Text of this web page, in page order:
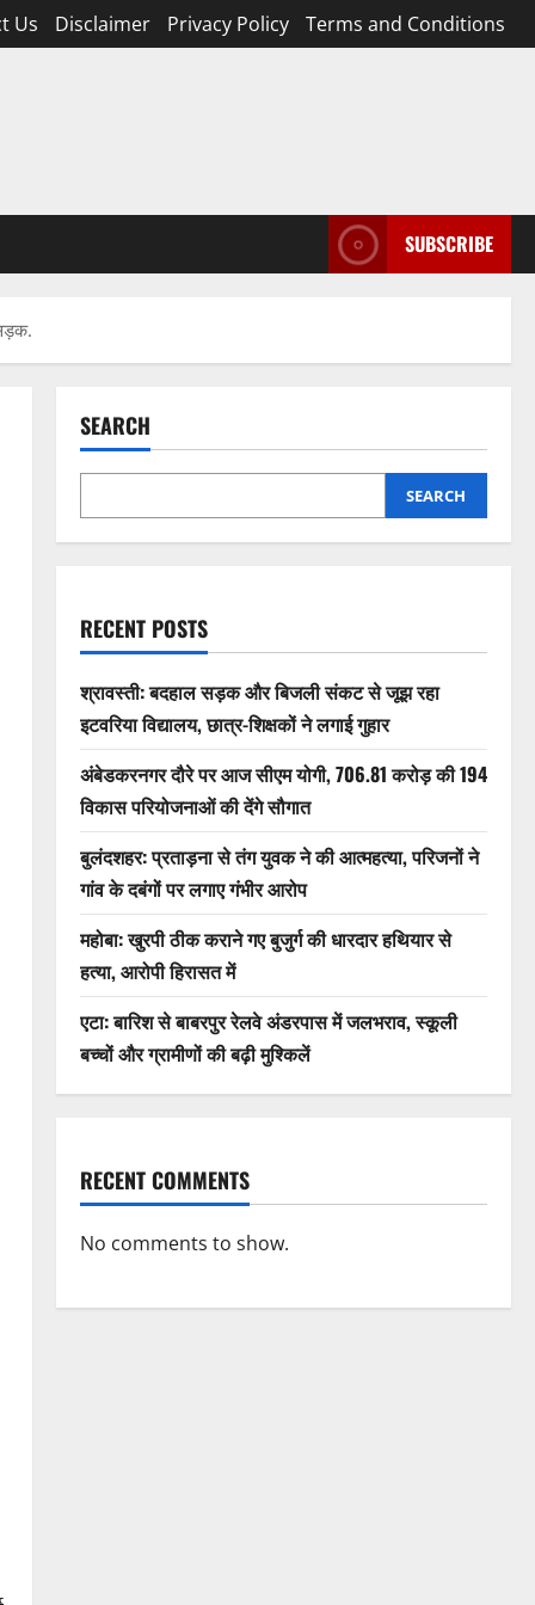
Us Disclaimer Privacy Policy Terms and Conditions
SUBSCRIBE
SEARCH
SEARCH
RECENT POSTS
श्रावस्ती: बदहाल सड़क और बिजली संकट से जूझ रहा
इटवरिया विद्यालय, छात्र-शिक्षकों ने लगाई गुहार
अंबेडकरनगर दौरे पर आज सीएम योगी, 706.81 करोड़ की 194
विकास परियोजनाओं की देंगे सौगात
बुलंदशहर: प्रताड़ना से तंग युवक ने की आत्महत्या, परिजनों ने
गांव के दबंगों पर लगाए गंभीर आरोप
महोबा: खुरपी ठीक कराने गए बुजुर्ग की धारदार हथियार से
हत्या, आरोपी हिरासत में
एटा: बारिश से बाबरपुर रेलवे अंडरपास में जलभराव, स्कूली
बच्चों और ग्रामीणों की बढ़ी मुश्किलें
RECENT COMMENTS
No comments to show.